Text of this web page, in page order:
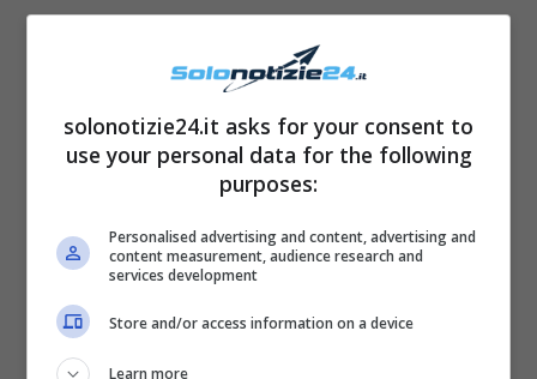
A tenere banco nel mondo del web in queste
ore, invece, troviamo alcuni scatti condivisi
nella pagina Instagram ufficiale della cantante
è che la vostra non è pieno della sua bellezza
solonotizie24.it asks for your consent to
use your personal data for the following
purposes:
Personalised advertising and content, advertising and
content measurement, audience research and
services development
Store and/or access information on a device
Learn more